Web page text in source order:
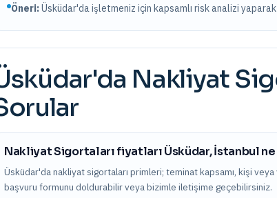
Öneri:Üsküdar'da işletmeniz için kapsamlı risk analizi
'da Nakliyat
Nakliyat Sigortaları fiyatları Üsküdar, İstanbul
Üsküdar'da nakliyat sigortaları primleri; teminat kapsamı, kişi
başvuru formunu doldurabilir veya bizimle iletişime geçebilirsiniz.